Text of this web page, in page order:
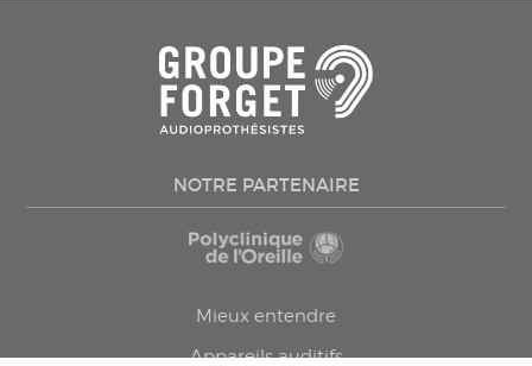
NOTRE PARTENAIRE
Mieux entendre
Appareils auditifs